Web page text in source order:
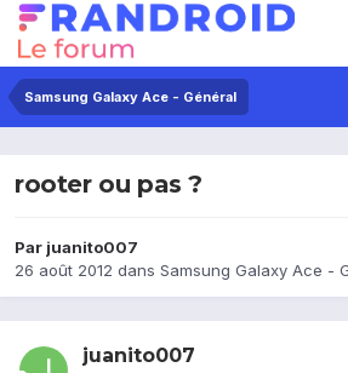
Samsung Galaxy Ace - Général
rooter ou pas ?
Par juanito007
26 août 2012 dans Samsung Galaxy Ace -
juanito007